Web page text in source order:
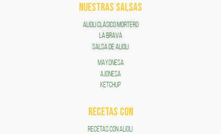
NUESTRAS SALSAS
ALIOLI CLÁSICO MORTERO
LA BRAVA
SALSA DE ALIOLI
MAYONESA
AJONESA
KETCHUP
RECETAS COn
RECETAS CON ALIOLI